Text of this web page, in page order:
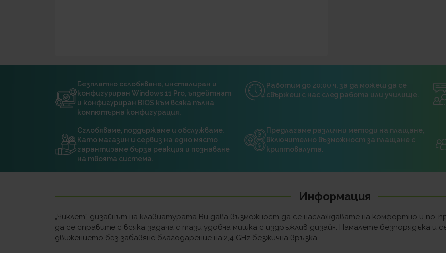
Безплатно сглобяване, инсталиран и
конфигуриран Windows 11 Pro, ъпдейтнат
и конфигуриран BIOS към всяка пълна
компютърна конфигурация.
Работим до 20:00 ч, за да можеш да се
свържеш с нас след работа или училище.
Сглобяваме, поддържаме и обслужваме.
Като магазин и сервиз на едно място
гарантираме бърза реакция и познаване
на твоята система.
Предлагаме различни методи на плащане,
включително възможност за плащане с
криптовалута.
Информация
„Чиклет“ дизайнът на клавиатурата Ви дава възможност да се наслаждавате на комфортно и по-
да се справите с всяка задача с тази удобна мишка с издръжлив дизайн. Намалете безпорядъка и
движението без забавяне благодарение на 2,4 GHz безжична връзка.